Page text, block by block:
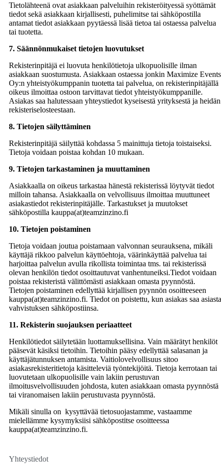
Tietolähteenä ovat asiakkaan palveluihin rekisteröityessä syöttämät
tiedot sekä asiakkaan kirjallisesti, puhelimitse tai sähköpostilla
antamat tiedot asiakkaan pyytäessä lisää tietoa tai ostaessa palvelua
tai tuotetta.
7. Säännönmukaiset tietojen luovutukset
Rekisterinpitäjä ei luovuta henkilötietoja ulkopuolisille ilman
asiakkaan suostumusta. Asiakkaan ostaessa jonkin Maximize Events
Oy:n yhteistyökumppanin tuotetta tai palvelua, on rekisterinpitäjällä
oikeus ilmoittaa ostoon tarvittavat tiedot yhteistyökumppanille.
Asiakas saa halutessaan yhteystiedot kyseisestä yrityksestä ja heidän
rekisteriselosteestaan.
8. Tietojen säilyttäminen
Rekisterinpitäjä säilyttää kohdassa 5 mainittuja tietoja toistaiseksi.
Tietoja voidaan poistaa kohdan 10 mukaan.
9. Tietojen tarkastaminen ja muuttaminen
Asiakkaalla on oikeus tarkastaa hänestä rekisterissä löytyvät tiedot
milloin tahansa. Asiakkaalla on velvollisuus ilmoittaa muuttuneet
asiakastiedot rekisterinpitäjälle. Tarkastukset ja muutokset
sähköpostilla kauppa(at)teamzinzino.fi
10. Tietojen poistaminen
Tietoja voidaan joutua poistamaan valvonnan seurauksena, mikäli
käyttäjä rikkoo palvelun käyttöehtoja, väärinkäyttää palvelua tai
harjoittaa palvelun avulla rikollista toimintaa tms. tai rekisterissä
olevan henkilön tiedot osoittautuvat vanhentuneiksi.Tiedot voidaan
poistaa rekisteristä välittömästi asiakkaan omasta pyynnöstä.
Tietojen poistaminen edellyttää kirjallisen pyynnön osoitteeseen
kauppa(at)teamzinzino.fi. Tiedot on poistettu, kun asiakas saa asiasta
vahvistuksen sähköpostiinsa.
11. Rekisterin suojauksen periaatteet
Henkilötiedot säilytetään luottamuksellisina. Vain määrätyt henkilöt
pääsevät käsiksi tietoihin. Tietoihin pääsy edellyttää salasanan ja
käyttäjätunnuksen antamista. Vaitiolovelvollisuus sitoo
asiakasrekisteritietoja käsitteleviä työntekijöitä. Tietoja kerrotaan tai
luovutetaan ulkopuolisille vain lakiin perustuvan
ilmoitusvelvollisuuden johdosta, kuten asiakkaan omasta pyynnöstä
tai viranomaisen lakiin perustuvasta pyynnöstä.
Mikäli sinulla on kysyttävää tietosuojastamme, vastaamme
mielellämme kysymyksiisi sähköpostitse osoitteessa
kauppa(at)teamzinzino.fi.
Yhteystiedot